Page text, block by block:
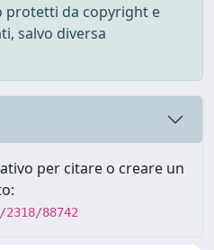
protetti da copyright e
salvo diversa
per citare o creare un
88742